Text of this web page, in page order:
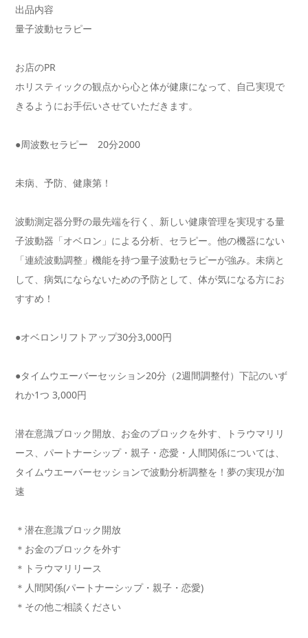
出品内容
量子波動セラピー
お店のPR
ホリスティックの観点から心と体が健康になって、自己実現で
きるようにお手伝いさせていただきます。
●周波数セラピー 20分2000
未病、予防、健康第！
波動測定器分野の最先端を行く、新しい健康管理を実現する量
子波動器「オベロン」による分析、セラピー。他の機器にない
「連続波動調整」機能を持つ量子波動セラピーが強み。未病と
して、病気にならないための予防として、体が気になる方にお
すすめ！
●オベロンリフトアップ30分3,000円
●タイムウエーバーセッション20分（2週間調整付）下記のいず
れか1つ 3,000円
潜在意識ブロック開放、お金のブロックを外す、トラウマリリ
ース、パートナーシップ・親子・恋愛・人間関係については、
タイムウエーバーセッションで波動分析調整を！夢の実現が加
速
＊潜在意識ブロック開放
＊お金のブロックを外す
＊トラウマリリース
＊人間関係(パートナーシップ・親子・恋愛)
＊その他ご相談ください